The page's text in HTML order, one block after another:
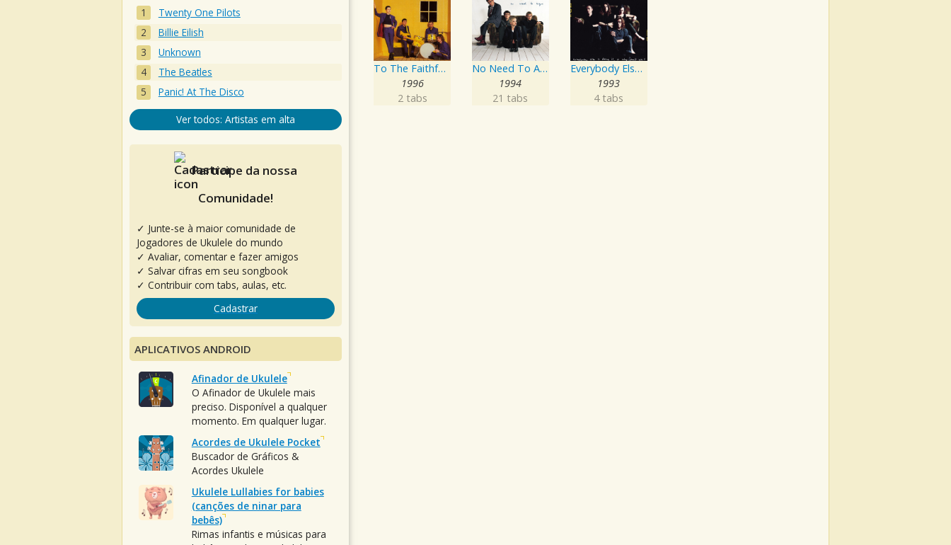
To The Faithful Departed
1996
2 tabs
No Need To Argue
1994
21 tabs
Everybody Else Is Doing It, So Why Can't We?
1993
4 tabs
Twenty One Pilots
Billie Eilish
Unknown
The Beatles
Panic! At The Disco
Ver todos: Artistas em alta
Participe da nossa
Comunidade!
✓ Junte-se à maior comunidade de
Jogadores de Ukulele do mundo
✓ Avaliar, comentar e fazer amigos
✓ Salvar cifras em seu songbook
✓ Contribuir com tabs, aulas, etc.
Cadastrar
APLICATIVOS ANDROID
Afinador de Ukulele
O Afinador de Ukulele mais
preciso. Disponível a qualquer
momento. Em qualquer lugar.
Acordes de Ukulele Pocket
Buscador de Gráficos &
Acordes Ukulele
Ukulele Lullabies for babies
(canções de ninar para
bebês)
Rimas infantis e músicas para